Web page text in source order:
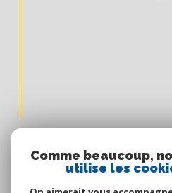
Comme beaucoup,
utilise les